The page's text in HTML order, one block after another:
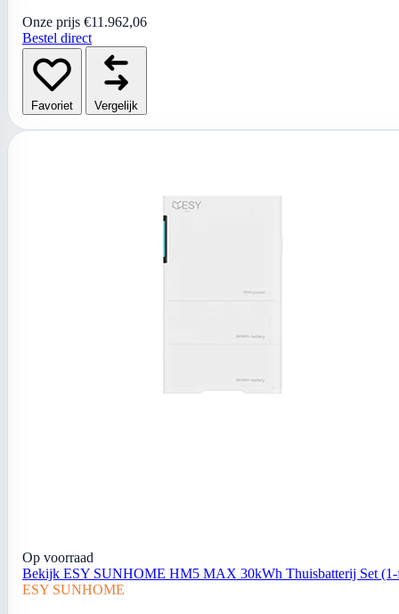
Onze prijs €11.962,06
Bestel direct
Favoriet Vergelijk
Op voorraad
Bekijk ESY SUNHOME HM5 MAX 30kWh Thuisbatterij Set (1-
ESY SUNHOME